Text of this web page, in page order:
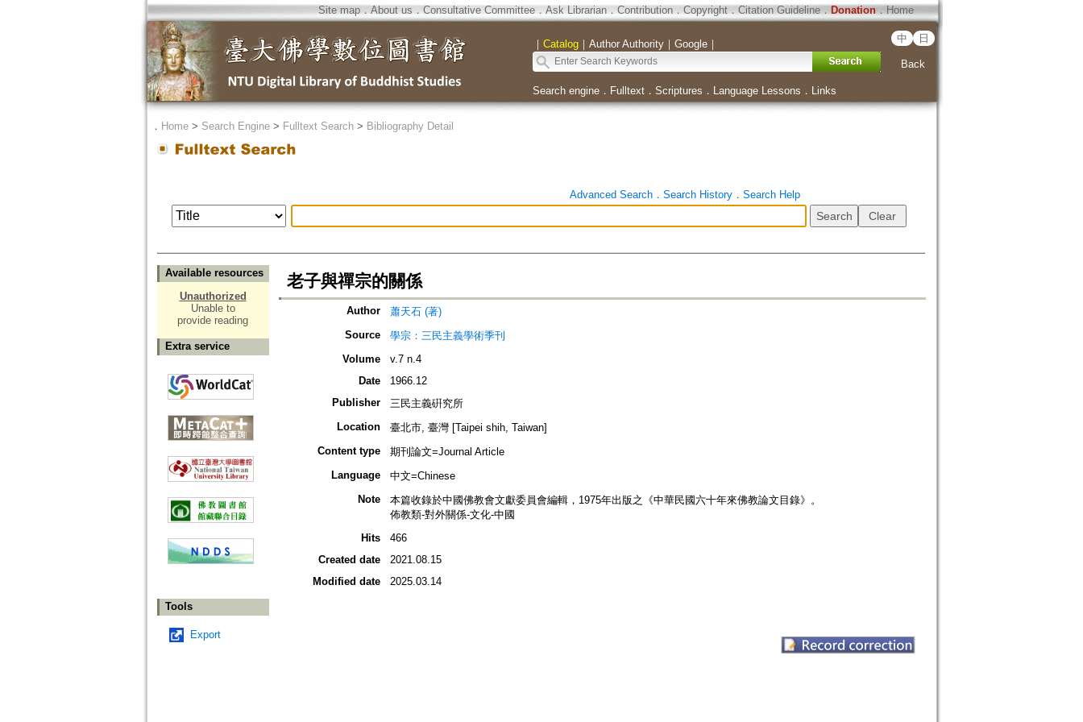
Site map．About us ． Consultative Committee． Ask Librarian． Contribution．Copyright．Citation Guideline． Donation．Home
｜ Catalog｜ Author Authority｜ Google｜ 中 日
Back
Search engine． Fulltext． Scriptures ． Language Lessons ． Links
． Home> Search Engine> Fulltext Search> Bibliography Detail
Advanced Search． Search History． Search Help
Available resources
Unauthorized
Unable to
provide reading
Extra service
Tools
Export
老子與禪宗的關係
Author
蕭天石 (著)
Source
學宗：三民主義學術季刊
Volume
v.7 n.4
Date
1966.12
Publisher
三民主義硏究所
Location
臺北市, 臺灣 [Taipei shih, Taiwan]
Content type
期刊論文=Journal Article
Language
中文=Chinese
Note
本篇收錄於中國佛教會文獻委員會編輯，1975年出版之《中華民國六十年來佛教論文目錄》。
佈教類-對外關係-文化-中國
Hits
466
Created date
2021.08.15
Modified date
2025.03.14